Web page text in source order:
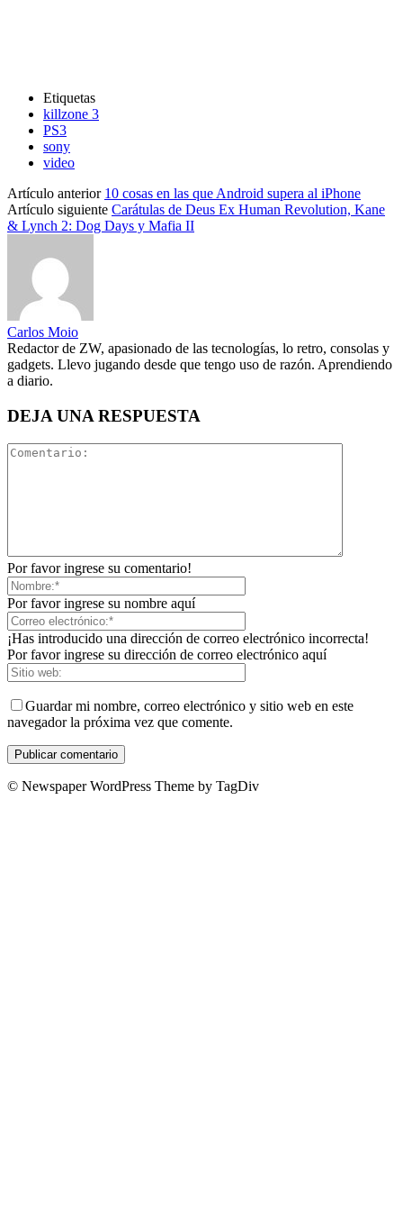
Etiquetas
killzone 3
PS3
sony
video
Artículo anterior 10 cosas en las que Android supera al iPhone
Artículo siguiente Carátulas de Deus Ex Human Revolution, Kane
& Lynch 2: Dog Days y Mafia II
Carlos Moio
Redactor de ZW, apasionado de las tecnologías, lo retro, consolas y
gadgets. Llevo jugando desde que tengo uso de razón. Aprendiendo
a diario.
DEJA UNA RESPUESTA
Por favor ingrese su comentario!
Por favor ingrese su nombre aquí
¡Has introducido una dirección de correo electrónico incorrecta!
Por favor ingrese su dirección de correo electrónico aquí
Guardar mi nombre, correo electrónico y sitio web en este
navegador la próxima vez que comente.
© Newspaper WordPress Theme by TagDiv